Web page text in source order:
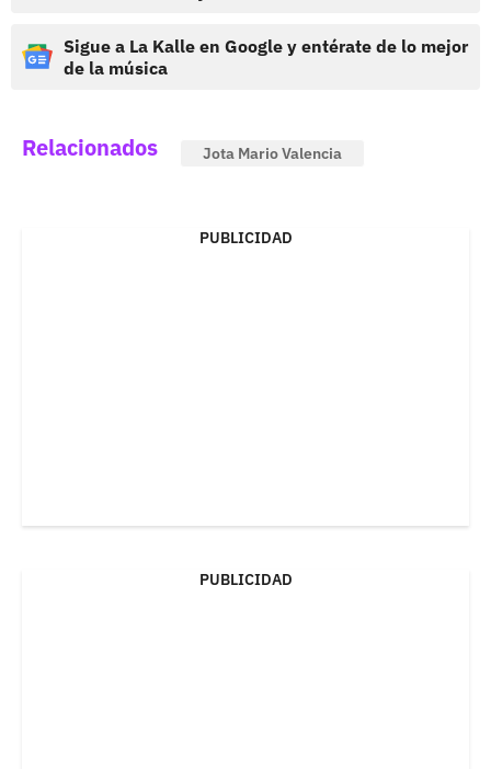
Sigue a La Kalle en Google y entérate de lo mejor
de la música
Relacionados Jota Mario Valencia
PUBLICIDAD
PUBLICIDAD